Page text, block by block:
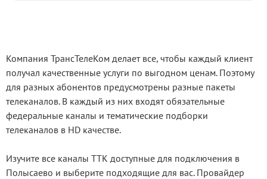
Компания ТрансТелеКом делает все, чтобы каждый клиент
получал качественные услуги по выгодном ценам. Поэтому
для разных абонентов предусмотрены разные пакеты
телеканалов. В каждый из них входят обязательные
федеральные каналы и тематические подборки
телеканалов в HD качестве.
Изучите все каналы ТТК доступные для подключения в
Полысаево и выберите подходящие для вас. Провайдер